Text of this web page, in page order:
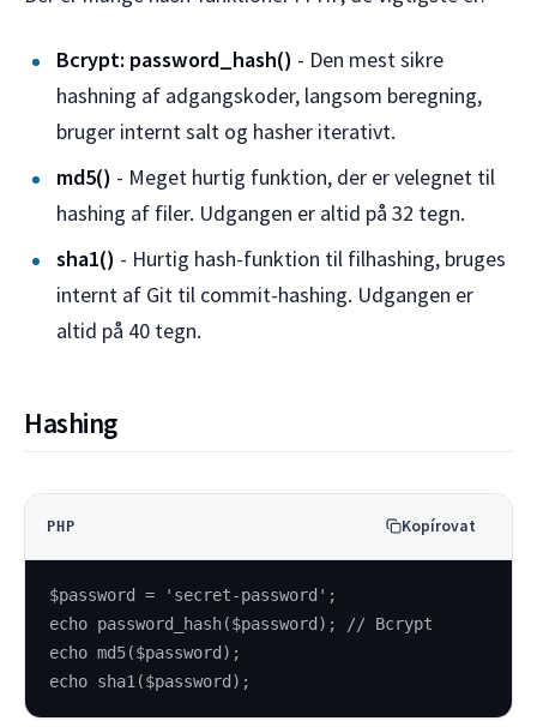
Bcrypt: password_hash() - Den mest sikre
hashning af adgangskoder, langsom beregning,
bruger internt salt og hasher iterativt.
md5() - Meget hurtig funktion, der er velegnet til
hashing af filer. Udgangen er altid på 32 tegn.
sha1() - Hurtig hash-funktion til filhashing, bruges
internt af Git til commit-hashing. Udgangen er
altid på 40 tegn.
Hashing
PHP Kopírovat
$password = 'secret-password';
echo password_hash($password); // Bcrypt
echo md5($password);
echo sha1($password);